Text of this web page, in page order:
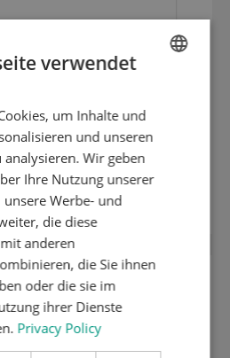
291 - 420 mm
DUTCH
verwendet
um Inhalte und
und unseren
analysieren. Wir geben
Ihre Nutzung unserer
unsere Werbe- und
die diese
anderen
die Sie ihnen
oder die sie im
ihrer Dienste
Privacy Policy